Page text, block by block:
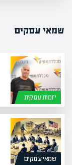
שמאי עסקים
יזמות עסקית
שמאי עסקים